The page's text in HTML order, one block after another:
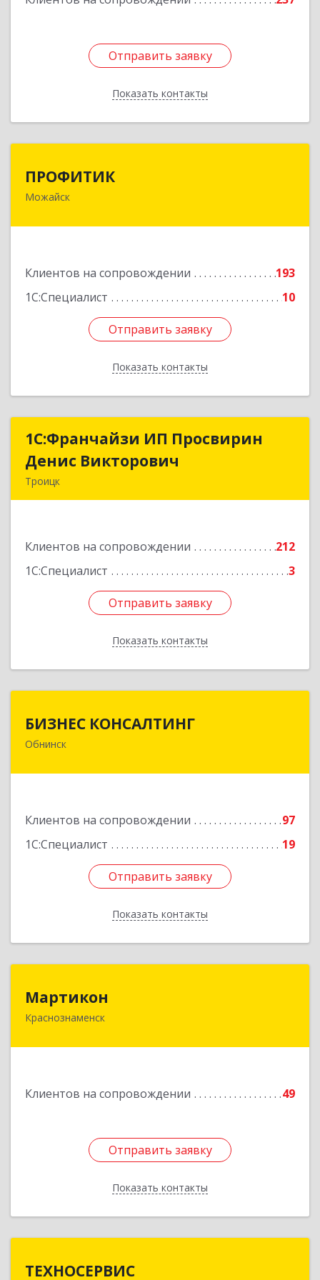
Отправить заявку
Показать контакты
Отправить заявку
Назад
ПРОФИТИК
Можайск
Клиентов на сопровождении
193
1С:Специалист
10
Отправить заявку
Показать контакты
143200, Московская обл, Можайский р-н,
Отправить заявку
Назад
1C:Франчайзи ИП Просвирин
Денис Викторович
Троицк
Клиентов на сопровождении
212
1С:Специалист
3
Отправить заявку
Показать контакты
1C:Франчайзи ИП Просвирин
Денис Викторович
Подробнее
Отправить заявку
Назад
БИЗНЕС КОНСАЛТИНГ
Обнинск
Клиентов на сопровождении
97
1С:Специалист
19
Отправить заявку
Показать контакты
249032, Калужская обл, Обнинск г, Курчатова ул,
Отправить заявку
Назад
Мартикон
Краснознаменск
Клиентов на сопровождении 49
Отправить заявку
Показать контакты
143090, Московская обл, Краснознаменск г,
Отправить заявку
Назад
ТЕХНОСЕРВИС